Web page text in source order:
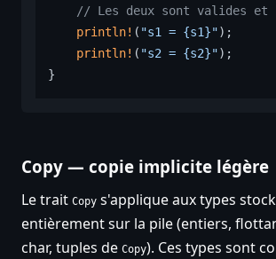
// Les deux sont valides et
println! ( "s1 = {s1}");
println! ( "s2 = {s2}");
Copy — copie implicite légère
Le trait Copy s'applique aux types
entièrement sur la pile (entiers,
char, tuples de Copy). Ces types sont